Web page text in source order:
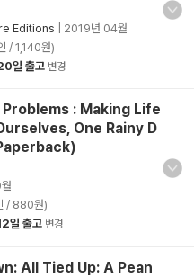
Editions
2019년 04월
/ 1,140원)
일 출고 변경
: Making Life
One Rainy D
/ 880원)
일 출고 변경
All Tied Up: A Pean